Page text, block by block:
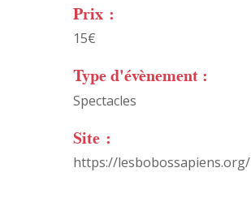
Prix :
15€
Type d'évènement :
Spectacles
Site :
https://lesbobossapiens.org/